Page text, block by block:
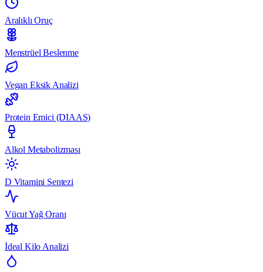
Aralıklı Oruç
Menstrüel Beslenme
Vegan Eksik Analizi
Protein Emici (DIAAS)
Alkol Metabolizması
D Vitamini Sentezi
Vücut Yağ Oranı
İdeal Kilo Analizi